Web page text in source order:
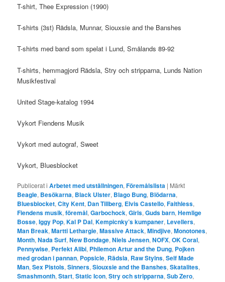
T-shirt, Thee Expression (1990)
T-shirts (3st) Rädsla, Munnar, Siouxsie and the Banshes
T-shirts med band som spelat i Lund, Smålands 89-92
T-shirts, hemmagjord Rädsla, Stry och stripparna, Lunds Nation
Musikfestival
United Stage-katalog 1994
Vykort Fiendens Musik
Vykort med autograf, Sweet
Vykort, Bluesblocket
Publicerat i Arbetet med utställningen,Föremålslista | Märkt
Beagle, Besökarna, Black Ulster, Blago Bung, Blödarna,
Bluesblocket,City Kent, Dan Tillberg, Elvis Castello,Faithless,
Fiendens musik,föremål,Garbochock,Girls,Guds barn,Hemlige
Bosse,Iggy Pop,Kal P Dal,Kempicnky’s kumpaner, Levellers,
Man Break,Martti Lethargie,Massive Attack,Mindjive,Monotones,
Month,Nada Surf,New Bondage,Niels Jensen,NOFX,OK Coral,
Pennywise, Perfekt Alibi, Philemon Artur and the Dung, Pojken
med grodan i pannan, Popsicle, Rädsla, Raw Stylns,Self Made
Man,Sex Pistols,Sinners,Siouxsie and the Banshes,Skatalites,
Smashmonth,Start,Static Icon,Stry och stripparna,Sub Zero,